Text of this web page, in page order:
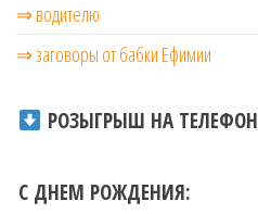
⇒ водителю
⇒ заговоры от бабки Ефимии
РОЗЫГРЫШ НА ТЕЛЕФОН
С ДНЕМ РОЖДЕНИЯ: